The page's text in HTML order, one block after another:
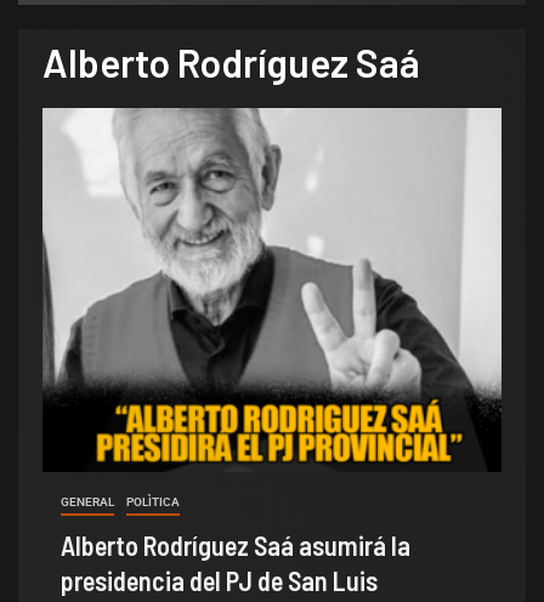
Alberto Rodríguez Saá
GENERAL POLÌTICA
Alberto Rodríguez Saá asumirá la
presidencia del PJ de San Luis